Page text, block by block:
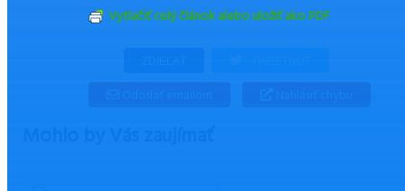
Vytlačiť celý článok alebo uložiť ako PDF